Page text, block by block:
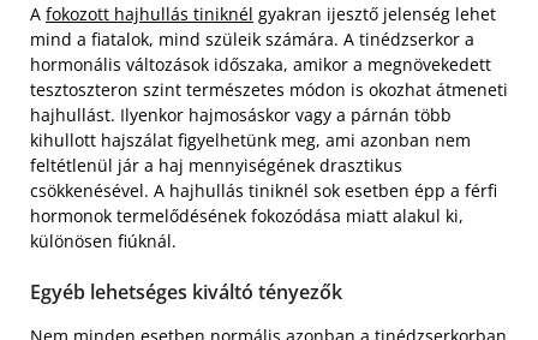
A fokozott hajhullás tiniknél gyakran ijesztő jelenség lehet
mind a fiatalok, mind szüleik számára. A tinédzserkor a
hormonális változások időszaka, amikor a megnövekedett
tesztoszteron szint természetes módon is okozhat átmeneti
hajhullást. Ilyenkor hajmosáskor vagy a párnán több
kihullott hajszálat figyelhetünk meg, ami azonban nem
feltétlenül jár a haj mennyiségének drasztikus
csökkenésével. A hajhullás tiniknél sok esetben épp a férfi
hormonok termelődésének fokozódása miatt alakul ki,
különösen fiúknál.
Egyéb lehetséges kiváltó tényezők